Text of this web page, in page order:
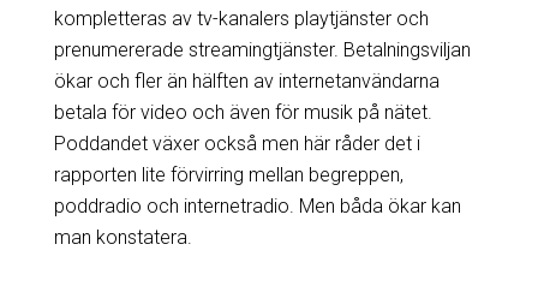
kompletteras av tv-kanalers playtjänster och
prenumererade streamingtjänster. Betalningsviljan
ökar och fler än hälften av internetanvändarna
betala för video och även för musik på nätet.
Poddandet växer också men här råder det i
rapporten lite förvirring mellan begreppen,
poddradio och internetradio. Men båda ökar kan
man konstatera.